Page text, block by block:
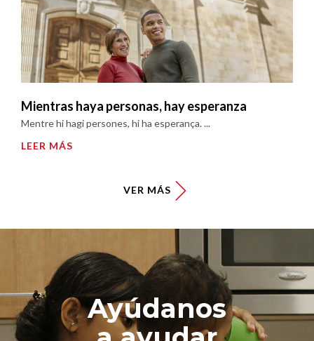
Mientras haya personas, hay esperanza
Mentre hi hagi persones, hi ha esperança. ...
LEER MÁS
VER MÁS
Ayúdanos